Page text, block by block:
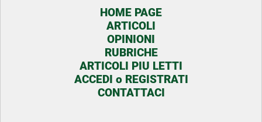
HOME PAGE
ARTICOLI
OPINIONI
RUBRICHE
ARTICOLI PIU LETTI
ACCEDI o REGISTRATI
CONTATTACI